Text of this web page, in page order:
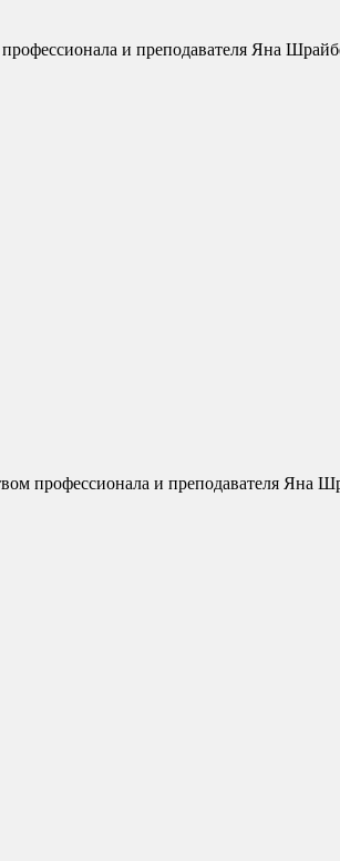
и преподавателя Яна
профессионала и преподавателя